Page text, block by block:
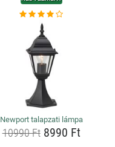
Newport talapzati lámpa
10990 Ft8990 Ft